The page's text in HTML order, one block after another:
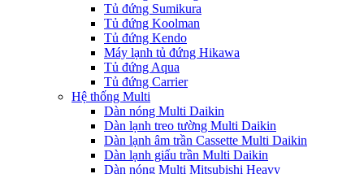
Tủ đứng Sumikura
Tủ đứng Koolman
Tủ đứng Kendo
Máy lạnh tủ đứng Hikawa
Tủ đứng Aqua
Tủ đứng Carrier
Hệ thống Multi
Dàn nóng Multi Daikin
Dàn lạnh treo tường Multi Daikin
Dàn lạnh âm trần Cassette Multi Daikin
Dàn lạnh giấu trần Multi Daikin
Dàn nóng Multi Mitsubishi Heavy